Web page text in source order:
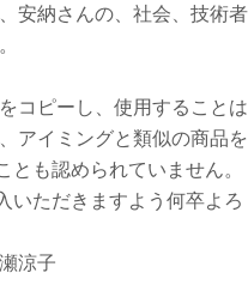
安納さんの、社会、技術者
コピーし、使用することは
アイミングと類似の商品を
も認められていません。
いただきますよう何卒よろ
涼子